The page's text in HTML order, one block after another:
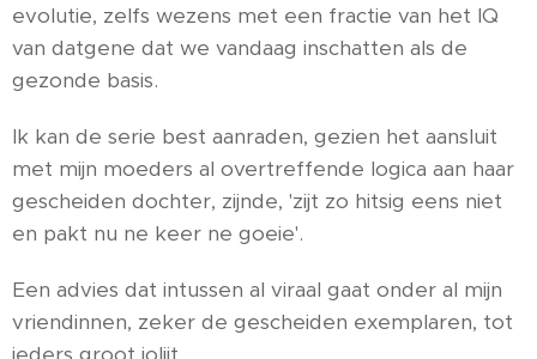
evolutie, zelfs wezens met een fractie van het IQ
van datgene dat we vandaag inschatten als de
gezonde basis.
Ik kan de serie best aanraden, gezien het aansluit
met mijn moeders al overtreffende logica aan haar
gescheiden dochter, zijnde, 'zijt zo hitsig eens niet
en pakt nu ne keer ne goeie'.
Een advies dat intussen al viraal gaat onder al mijn
vriendinnen, zeker de gescheiden exemplaren, tot